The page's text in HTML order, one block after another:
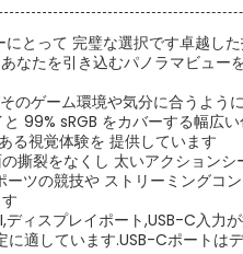
とって 完璧な選択です卓越し
なたを引き込むパノラマビュー
のゲーム環境や気分に合うよう
99% sRGB をカバーする幅広
る視覚体験を 提供しています
撕裂をなくし 太いアクション
ツの競技や ストリーミングコ
ィスプレイポート,USB-C入力
適しています.USB-Cポートは